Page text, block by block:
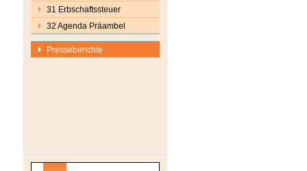
31 Erbschaftssteuer
32 Agenda Präambel
Presseberichte